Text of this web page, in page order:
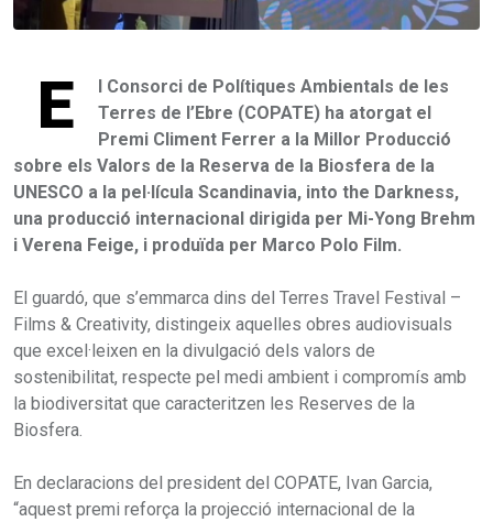
E
l Consorci de Polítiques Ambientals de les
Terres de l’Ebre (COPATE) ha atorgat el
Premi Climent Ferrer a la Millor Producció
sobre els Valors de la Reserva de la Biosfera de la
UNESCO a la pel·lícula Scandinavia, into the Darkness,
una producció internacional dirigida per Mi-Yong Brehm
i Verena Feige, i produïda per Marco Polo Film.
El guardó, que s’emmarca dins del Terres Travel Festival –
Films & Creativity, distingeix aquelles obres audiovisuals
que excel·leixen en la divulgació dels valors de
sostenibilitat, respecte pel medi ambient i compromís amb
la biodiversitat que caracteritzen les Reserves de la
Biosfera.
En declaracions del president del COPATE, Ivan Garcia,
“aquest premi reforça la projecció internacional de la